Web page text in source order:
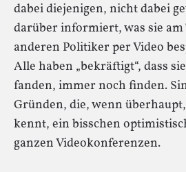
dabei diejenigen, nicht dabei
darüber informiert, was sie
anderen Politiker per Video
Alle haben „bekräftigt“, dass
fanden, immer noch finden.
Gründen, die, wenn
kennt, ein bisschen
ganzen Videokonferenzen.